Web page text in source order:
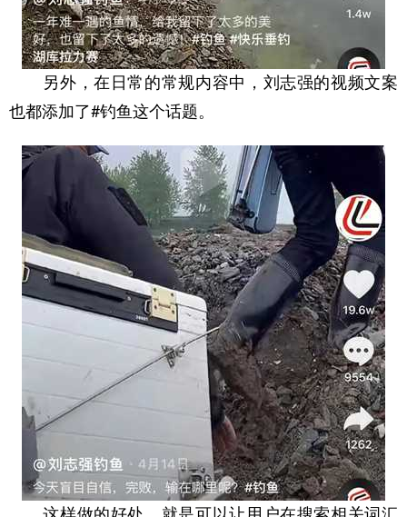
另外，在日常的常规内容中，刘志强的视频文案
也都添加了#钓鱼这个话题。